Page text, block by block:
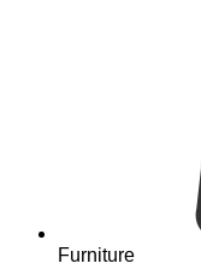
Furniture